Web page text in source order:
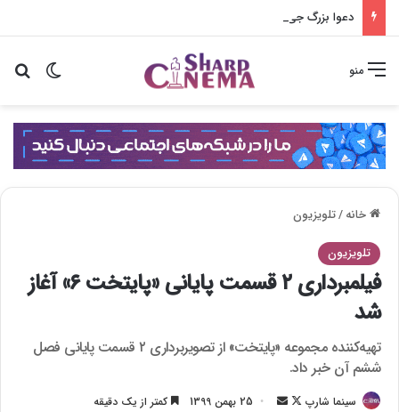
دعوا بزرگ جی سونگ و ها یون کیونگ در شغل آپارتمان
تغییر منو
خانه/تلویزیون
تلویزیون
فیلمبرداری ۲ قسمت پایانی «پایتخت ۶» آغاز
شد
تهیه‌کننده مجموعه «پایتخت» از تصویربرداری ۲ قسمت پایانی فصل
ششم آن خبر داد.
سینما شارپ
F
25 بهمن 1399 کمتر از یک دقیقه